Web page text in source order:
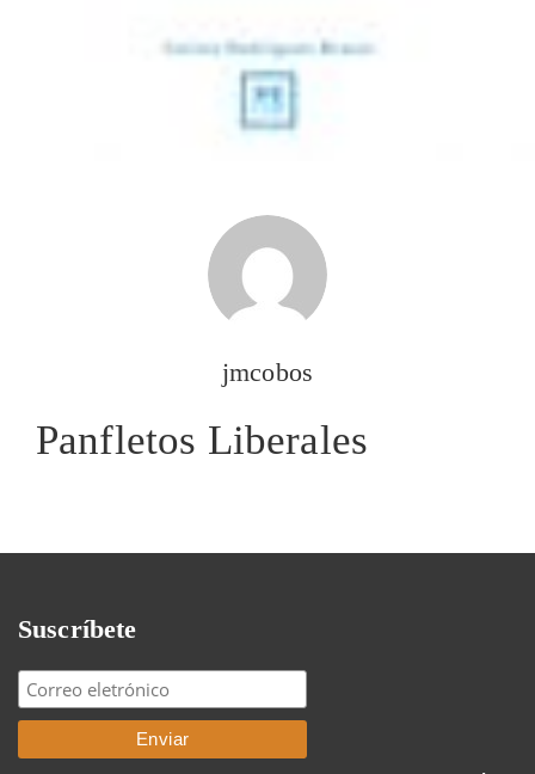
jmcobos
Panfletos Liberales
Suscríbete